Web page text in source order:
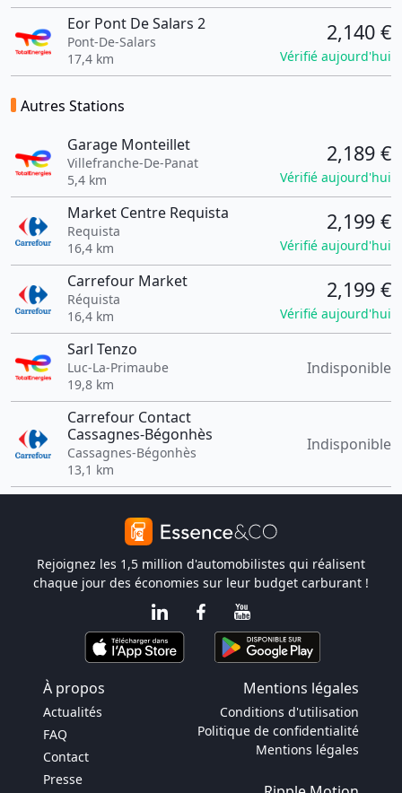
Eor Pont De Salars 2
Pont-De-Salars
17,4 km
2,140 €
Vérifié aujourd'hui
Autres Stations
Garage Monteillet
Villefranche-De-Panat
5,4 km
2,189 €
Vérifié aujourd'hui
Market Centre Requista
Requista
16,4 km
2,199 €
Vérifié aujourd'hui
Carrefour Market
Réquista
16,4 km
2,199 €
Vérifié aujourd'hui
Sarl Tenzo
Luc-La-Primaube
19,8 km
Indisponible
Carrefour Contact
Cassagnes-Bégonhès
Cassagnes-Bégonhès
13,1 km
Indisponible
Rejoignez les 1,5 million d'automobilistes qui réalisent
chaque jour des économies sur leur budget carburant !
À propos Mentions légales
Actualités
FAQ
Contact
Presse
Conditions d'utilisation
Politique de confidentialité
Mentions légales